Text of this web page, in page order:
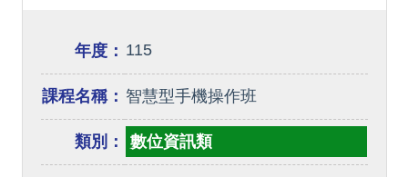
年度： 115
課程名稱： 智慧型手機操作班
類別： 數位資訊類